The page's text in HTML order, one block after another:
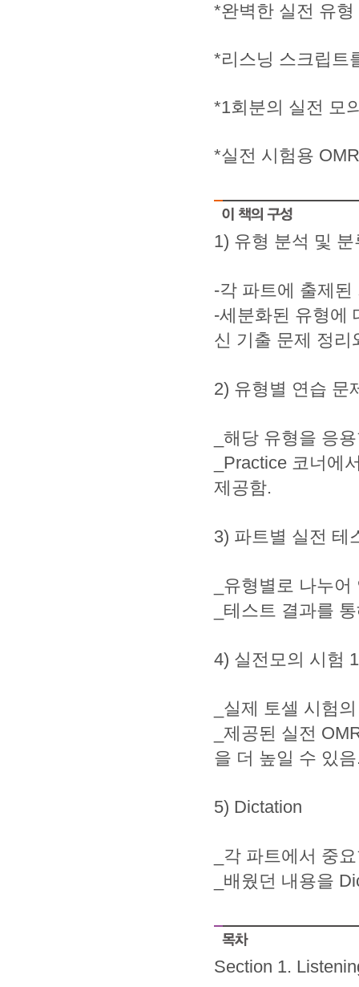
*완벽한 실전 유
*리스닝 스크립트
*1회분의 실전 모
*실전 시험용
1) 유형 분석 및 분
-각 파트에 출제
-세분화된 유형에
신 기출 문제 정리
2) 유형별 연습 문
_해당 유형을 응
_Practice 코너에
제공함.
3) 파트별 실전 테
_유형별로 나누
_테스트 결과를
4) 실전모의 시험
_실제 토셀 시험
_제공된 실전
을 더 높일 수 있
5) Dictation
_각 파트에서 중
_배웠던 내용을
Section 1.